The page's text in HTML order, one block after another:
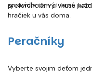
preferenciám a vkusu
spravidla na výtvarné
hračiek u vás doma.
Peračníky
Vyberte svojim deťom